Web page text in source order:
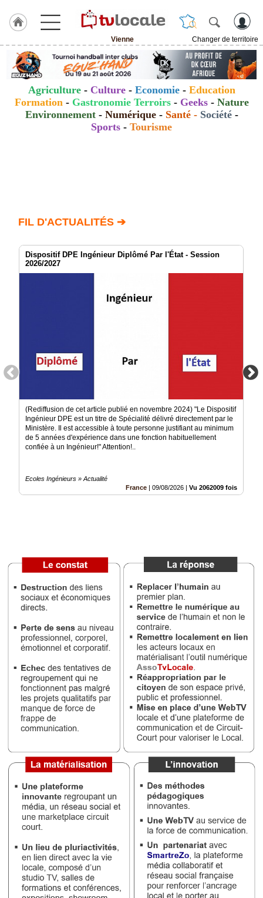
Vienne
Changer de territoire
J'adhère
Hulcoq
ACCUEIL
Vienne
Agenda
Vidéos
Inscription
annuaire
pro
Agriculture- Culture - Economie- Education
Formation - Gastronomie Terroirs- Geeks- Nature
Environnement- Numérique- Santé- Société-
Sports - Tourisme
FIL D'ACTUALITÉS ➔
Dispositif DPE Ingénieur Diplômé Par l'État - Session
2026/2027
(Rediffusion de cet article publié en novembre 2024) "Le Dispositif
Ingénieur DPE est un titre de Spécialité délivré directement par le
Ministère. Il est accessible à toute personne justifiant au minimum
de 5 années d'expérience dans une fonction habituellement
confiée à un Ingénieur!" Attention!..
Ecoles Ingénieurs » Actualité
France
09/08/2026 Vu 2062009 fois